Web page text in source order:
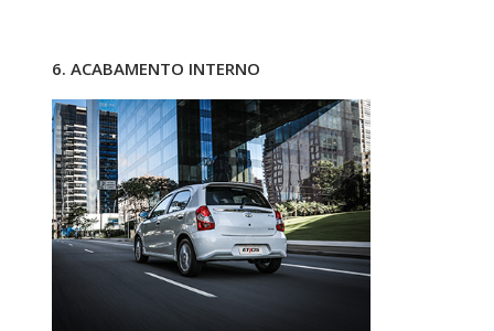
6. ACABAMENTO INTERNO